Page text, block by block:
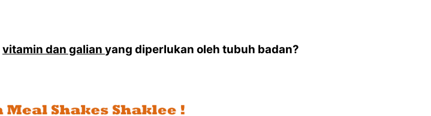
vitamin dan galian yang diperlukan oleh tubuh badan?